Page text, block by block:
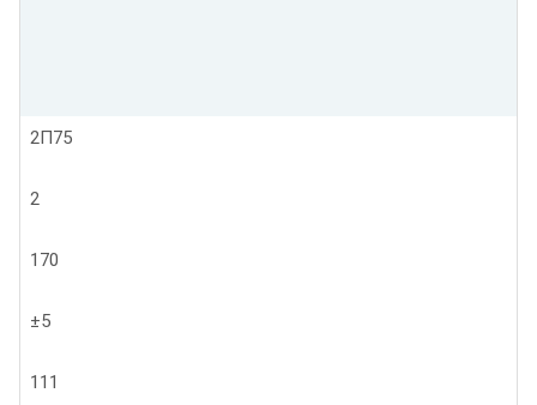
2П75
2
170
±5
111